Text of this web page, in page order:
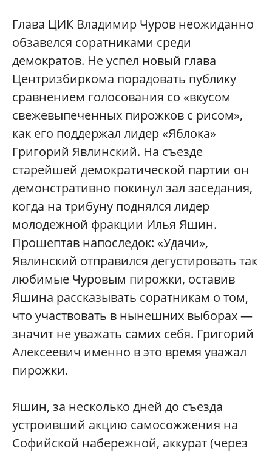
Глава ЦИК Владимир Чуров неожиданно
обзавелся соратниками среди
демократов. Не успел новый глава
Центризбиркома порадовать публику
сравнением голосования со «вкусом
свежевыпеченных пирожков с рисом»,
как его поддержал лидер «Яблока»
Григорий Явлинский. На съезде
старейшей демократической партии он
демонстративно покинул зал заседания,
когда на трибуну поднялся лидер
молодежной фракции Илья Яшин.
Прошептав напоследок: «Удачи»,
Явлинский отправился дегустировать так
любимые Чуровым пирожки, оставив
Яшина рассказывать соратникам о том,
что участвовать в нынешних выборах —
значит не уважать самих себя. Григорий
Алексеевич именно в это время уважал
пирожки.
Яшин, за несколько дней до съезда
устроивший акцию самосожжения на
Софийской набережной, аккурат (через